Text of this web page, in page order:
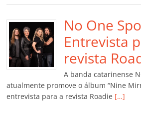
e
b
o
o
k
er l s
A
p
p
e
dI
n
gl
e
Cl
a
ss
ro
o
No One
Entrevista
revista
A banda catarinense
atualmente promove o álbum “Nine
entrevista para a revista Roadie […]